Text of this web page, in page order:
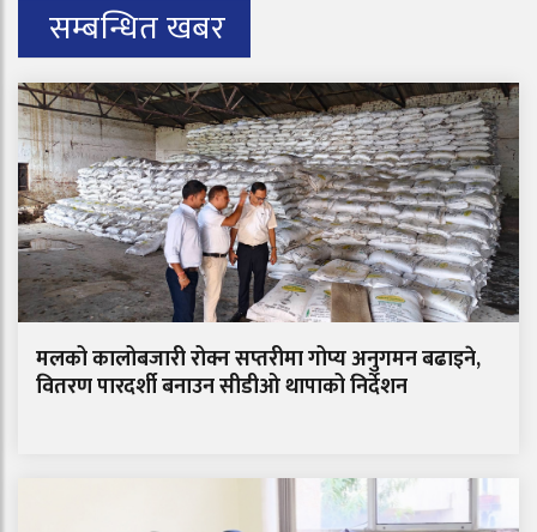
सम्बन्धित खबर
मलको कालोबजारी रोक्न सप्तरीमा गोप्य अनुगमन बढाइने,
वितरण पारदर्शी बनाउन सीडीओ थापाको निर्देशन